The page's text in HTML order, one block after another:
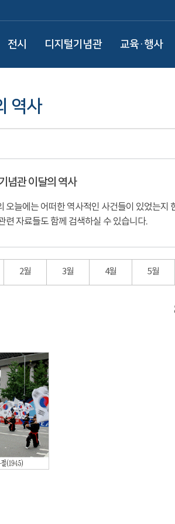
전시 디지털기념관 교육·행사
역사
념관 이달의 역사
오늘에는 어떠한 역사적인 사건들이 있었는지
련 자료들도 함께 검색하실 수 있습니다.
2월 3월 4월 5월